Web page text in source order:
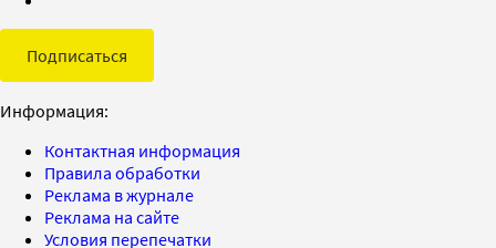
Подписаться
Информация:
Контактная информация
Правила обработки
Реклама в журнале
Реклама на сайте
Условия перепечатки